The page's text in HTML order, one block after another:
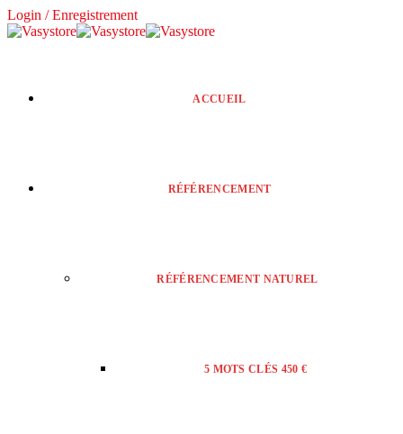
Login / Enregistrement
ACCUEIL
RÉFÉRENCEMENT
RÉFÉRENCEMENT NATUREL
5 MOTS CLÉS 450 €